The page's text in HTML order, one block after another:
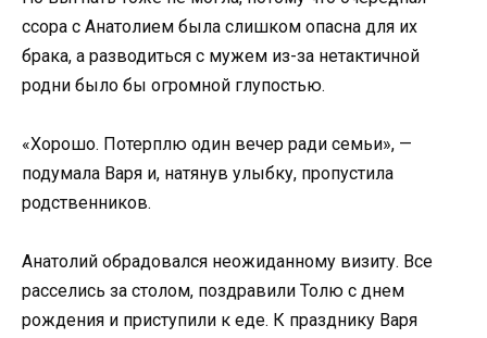
ссора с Анатолием была слишком опасна для их
брака, а разводиться с мужем из-за нетактичной
родни было бы огромной глупостью.
«Хорошо. Потерплю один вечер ради семьи», —
подумала Варя и, натянув улыбку, пропустила
родственников.
Анатолий обрадовался неожиданному визиту. Все
расселись за столом, поздравили Толю с днем
рождения и приступили к еде. К празднику Варя